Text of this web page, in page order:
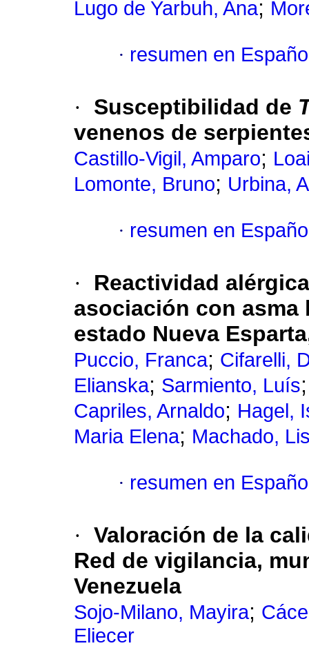
Lugo de Yarbuh, Ana;
· resumen en
· Susceptibilidad de
venenos de
Castillo-Vigil, Amparo;
Lomonte, Bruno; Urbina,
· resumen en
·
Reactividad
asociación con asma
estado Nueva
Puccio, Franca; Cifarelli,
Elianska; Sarmiento, Luís
Capriles, Arnaldo; Hagel,
Maria Elena; Machado,
· resumen en
· Valoración de la
Red de vigilancia,
Venezuela
Sojo-Milano, Mayira;
Eliecer